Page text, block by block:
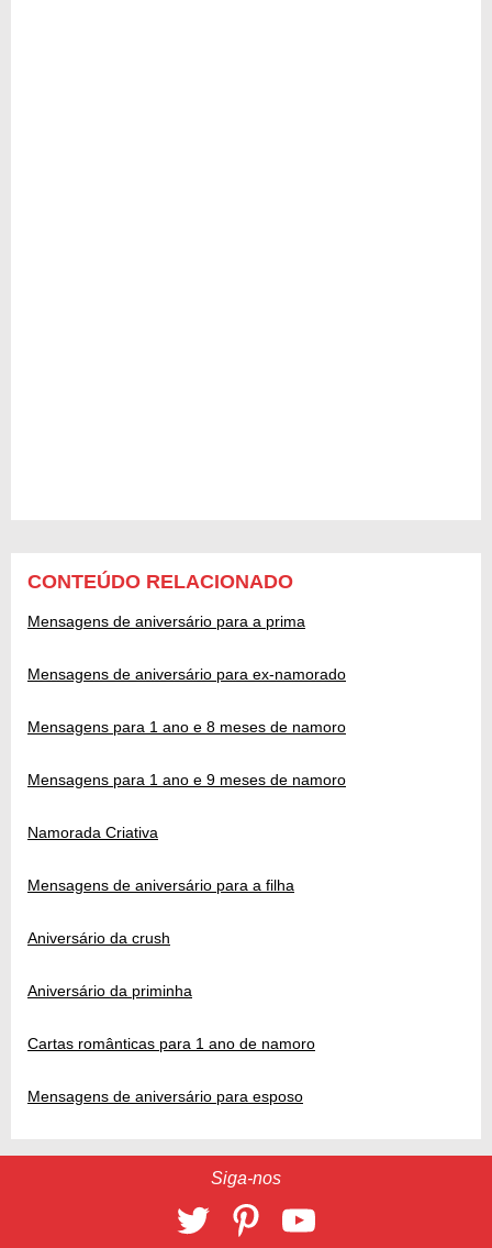
CONTEÚDO RELACIONADO
Mensagens de aniversário para a prima
Mensagens de aniversário para ex-namorado
Mensagens para 1 ano e 8 meses de namoro
Mensagens para 1 ano e 9 meses de namoro
Namorada Criativa
Mensagens de aniversário para a filha
Aniversário da crush
Aniversário da priminha
Cartas românticas para 1 ano de namoro
Mensagens de aniversário para esposo
Siga-nos